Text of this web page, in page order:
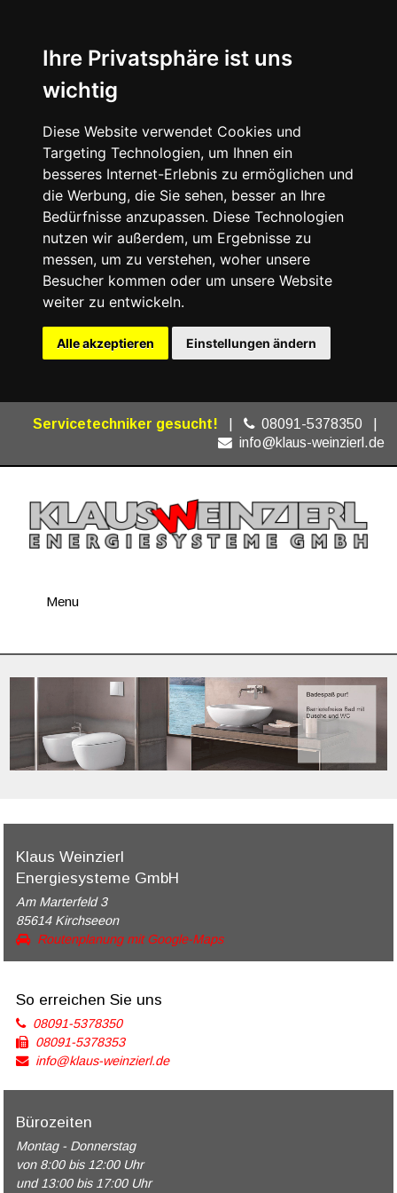
Ihre Privatsphäre ist uns
wichtig
Diese Website verwendet Cookies und
Targeting Technologien, um Ihnen ein
besseres Internet-Erlebnis zu ermöglichen und
die Werbung, die Sie sehen, besser an Ihre
Bedürfnisse anzupassen. Diese Technologien
nutzen wir außerdem, um Ergebnisse zu
messen, um zu verstehen, woher unsere
Besucher kommen oder um unsere Website
weiter zu entwickeln.
Alle akzeptieren Einstellungen ändern
Servicetechniker gesucht! 08091-5378350
info@klaus-weinzierl.de
Menu
Klaus Weinzierl
Energiesysteme GmbH
Am Marterfeld 3
85614 Kirchseeon
Routenplanung mit Google-Maps
So erreichen Sie uns
08091-5378350
08091-5378353
info@klaus-weinzierl.de
Bürozeiten
Montag - Donnerstag
von 8:00 bis 12:00 Uhr
und 13:00 bis 17:00 Uhr